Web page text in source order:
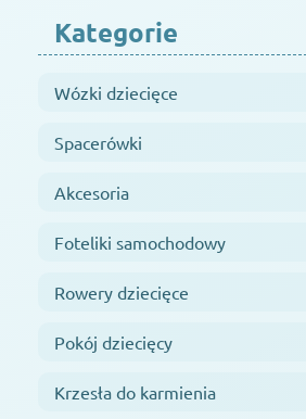
Kategorie
Wózki dziecięce
Spacerówki
Akcesoria
Foteliki samochodowy
Rowery dziecięce
Pokój dziecięcy
Krzesła do karmienia